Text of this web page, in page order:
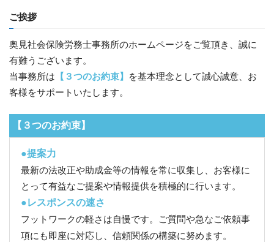
ご挨拶
奥見社会保険労務士事務所のホームページをご覧頂き、誠に
有難うございます。
当事務所は 【３つのお約束】
を基本理念として誠心誠意、お
客様をサポートいたします。
【３つのお約束】
●提案力
最新の法改正や助成金等の情報を常に収集し、お客様に
とって有益なご提案や情報提供を積極的に行います。
●レスポンスの速さ
フットワークの軽さは自慢です。ご質問や急なご依頼事
項にも即座に対応し、信頼関係の構築に努めます。